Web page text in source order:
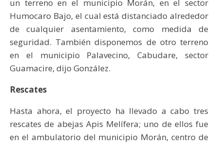
un terreno en el municipio Morán, en el sector
Humocaro Bajo, el cual está distanciado alrededor
de cualquier asentamiento, como medida de
seguridad. También disponemos de otro terreno
en el municipio Palavecino, Cabudare, sector
Guamacire, dijo González.
Rescates
Hasta ahora, el proyecto ha llevado a cabo tres
rescates de abejas Apis Melífera; uno de ellos fue
en el ambulatorio del municipio Morán, centro de